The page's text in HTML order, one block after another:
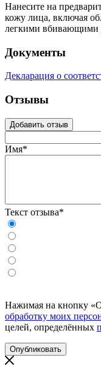
Нанесите на
кожу лица, включая
легкими вбивающими
Документы
Декларация о
Отзывы
Добавить отзыв
Имя*
Текст отзыва*
Нажимая на кнопку
обработку моих
целей, определённых